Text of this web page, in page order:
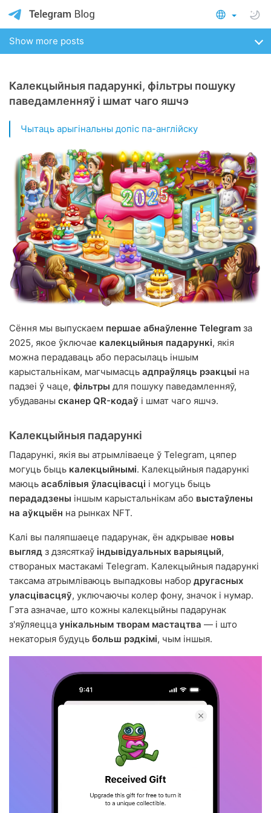
Show more posts
Калекцыйныя падарункі, фільтры пошуку
паведамленняў і шмат чаго яшчэ
Чытаць арыгінальны допіс па-англійску
Сёння мы выпускаем першае абнаўленне Telegram за
2025, якое ўключае калекцыйныя падарункі, якія
можна перадаваць або перасылаць іншым
карыстальнікам, магчымасць адпраўляць рэакцыі на
падзеі ў чаце, фільтры для пошуку паведамленняў,
убудаваны сканер QR-кодаў і шмат чаго яшчэ.
Калекцыйныя падарункі
Падарункі, якія вы атрымліваеце ў Telegram, цяпер
могуць быць калекцыйнымі. Калекцыйныя падарункі
маюць асаблівыя ўласцівасці і могуць быць
перададзены іншым карыстальнікам або выстаўлены
на аўкцыён на рынках NFT.
Калі вы паляпшаеце падарунак, ён адкрывае новы
выгляд з дзясяткаў індывідуальных варыяцый,
створаных мастакамі Telegram. Калекцыйныя падарункі
таксама атрымліваюць выпадковы набор другасных
уласцівасцяў, уключаючы колер фону, значок і нумар.
Гэта азначае, што кожны калекцыйны падарунак
з'яўляецца унікальным творам мастацтва — і што
некаторыя будуць больш рэдкімі, чым іншыя.